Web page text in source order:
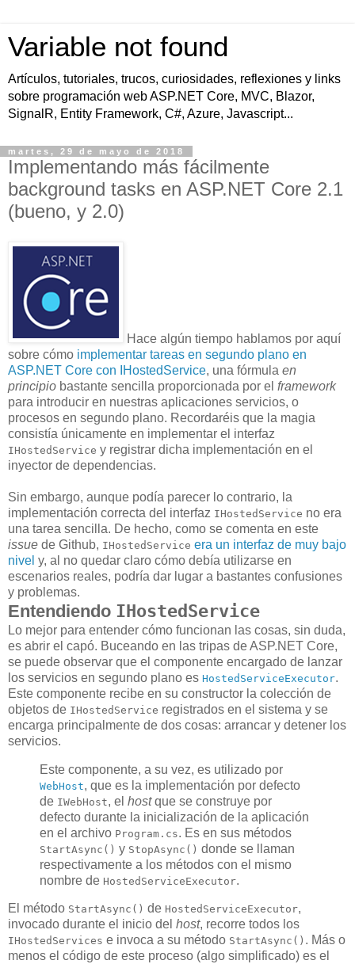
Variable not found
Artículos, tutoriales, trucos, curiosidades, reflexiones y links
sobre programación web ASP.NET Core, MVC, Blazor,
SignalR, Entity Framework, C#, Azure, Javascript...
martes, 29 de mayo de 2018
Implementando más fácilmente
background tasks en ASP.NET Core 2.1
(bueno, y 2.0)
Hace algún tiempo hablamos por aquí
sobre cómo implementar tareas en segundo plano en
ASP.NET Core con IHostedService, una fórmula en
principio bastante sencilla proporcionada por el framework
para introducir en nuestras aplicaciones servicios, o
procesos en segundo plano. Recordaréis que la magia
consistía únicamente en implementar el interfaz
IHostedService y registrar dicha implementación en el
inyector de dependencias.
Sin embargo, aunque podía parecer lo contrario, la
implementación correcta del interfaz IHostedService no era
una tarea sencilla. De hecho, como se comenta en este
issue de Github, IHostedService era un interfaz de muy bajo
nivel y, al no quedar claro cómo debía utilizarse en
escenarios reales, podría dar lugar a bastantes confusiones
y problemas.
Entendiendo IHostedService
Lo mejor para entender cómo funcionan las cosas, sin duda,
es abrir el capó. Buceando en las tripas de ASP.NET Core,
se puede observar que el componente encargado de lanzar
los servicios en segundo plano es HostedServiceExecutor.
Este componente recibe en su constructor la colección de
objetos de IHostedService registrados en el sistema y se
encarga principalmente de dos cosas: arrancar y detener los
servicios.
Este componente, a su vez, es utilizado por
WebHost, que es la implementación por defecto
de IWebHost, el hostque se construye por
defecto durante la inicialización de la aplicación
en el archivo Program.cs. Es en sus métodos
StartAsync() y StopAsync() donde se llaman
respectivamente a los métodos con el mismo
nombre de HostedServiceExecutor.
El método StartAsync() de HostedServiceExecutor,
invocado durante el inicio del host, recorre todos los
IHostedServices e invoca a su método StartAsync() . Más o
menos el código de este proceso (algo simplificado) es el